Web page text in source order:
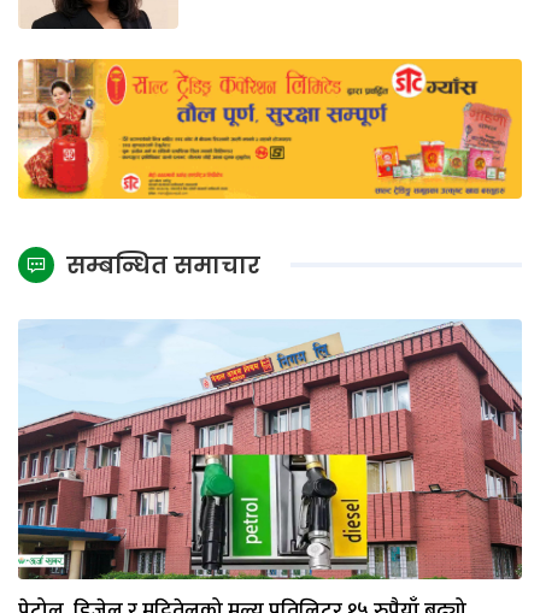
सम्बन्धित समाचार